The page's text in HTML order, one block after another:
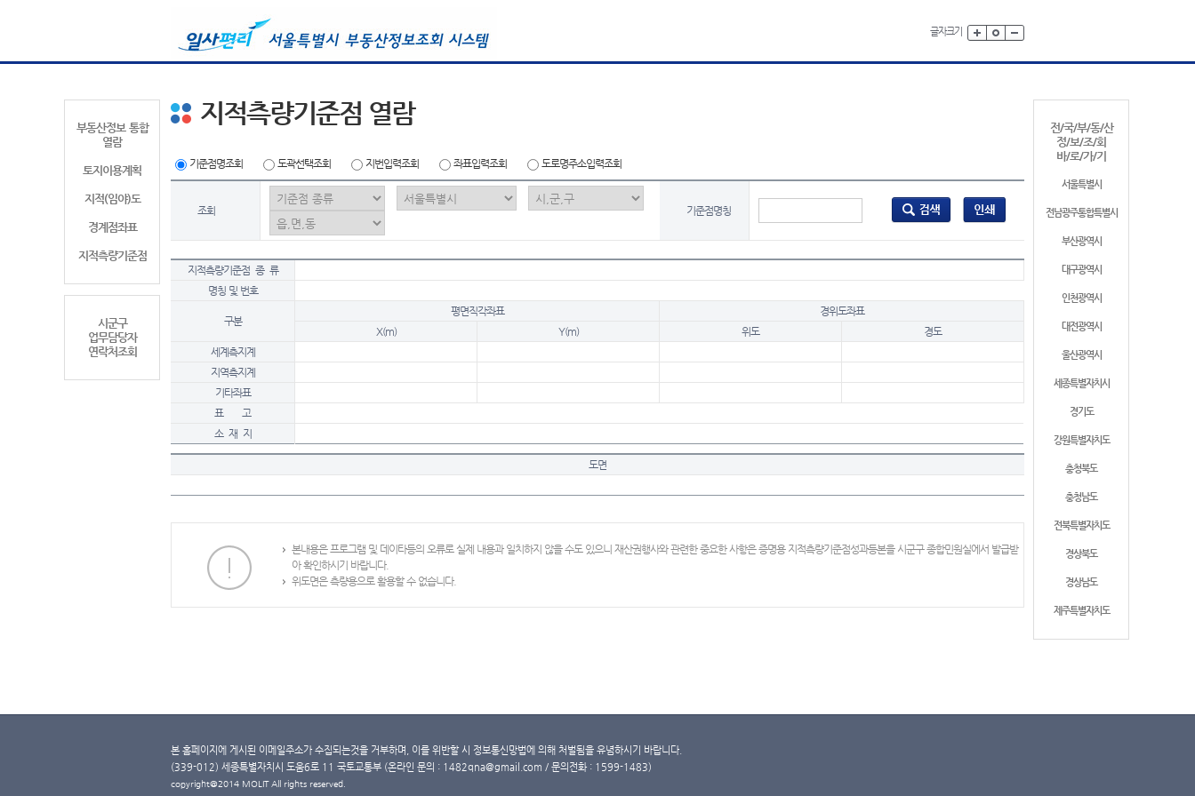
글자크기
부동산정보 통합
열람
토지이용계획
지적(임야)도
경계점좌표
지적측량기준점
시군구
업무담당자
연락처조회
전/국/부/동/산
정/보/조/회
바/로/가/기
서울특별시
전남광주통합특별시
부산광역시
대구광역시
인천광역시
대전광역시
울산광역시
세종특별자치시
경기도
강원특별자치도
충청북도
충청남도
전북특별자치도
경상북도
경상남도
제주특별자치도
지적측량기준점 열람
기준점명조회 도곽선택조회 지번입력조회 좌표입력조회 도로명주소입력조회
조회 기준점명칭
지적측량기준점 종 류
명칭 및 번호
구분
평면직각좌표
경위도좌표
X(m)
Y(m) 위도
경도
세계측지계
지역측지계
기타좌표
표 고
소 재 지
도면
본내용은 프로그램 및 데이타등의 오류로 실제 내용과 일치하지 않을 수도 있으니 재산권행사와 관련한 중요한 사항은 증명용 지적측량기준점성과등본을 시군구 종합민원실에서 발급받
아 확인하시기 바랍니다.
위도면은 측량용으로 활용할 수 없습니다.
본 홈페이지에 게시된 이메일주소가 수집되는것을 거부하며, 이를 위반할 시 정보통신망법에 의해 처벌됨을 유념하시기 바랍니다.
(339-012) 세종특별자치시 도움6로 11 국토교통부 (온라인 문의 : 1482qna@gmail.com / 문의전화 : 1599-1483)
copyright@2014 MOLIT All rights reserved.